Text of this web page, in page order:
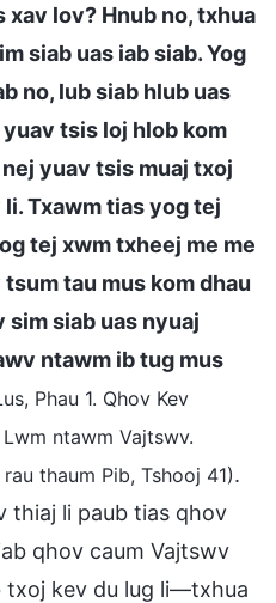
lov? Hnub no, txhua
siab uas iab siab. Yog
no, lub siab hlub uas
tsis loj hlob kom
yuav tsis muaj txoj
Txawm tias yog tej
tej xwm txheej me me
tau mus kom dhau
siab uas nyuaj
ntawm ib tug mus
Phau 1. Qhov Kev
ntawm Vajtswv.
thaum Pib, Tshooj 41).
thiaj li paub tias qhov
qhov caum Vajtswv
txoj kev du lug li—txhua